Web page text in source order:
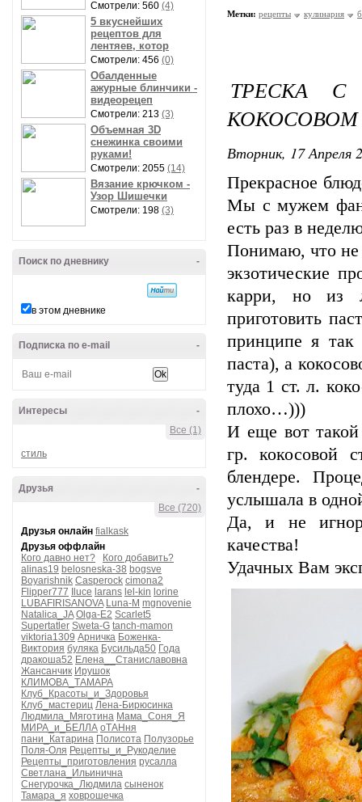
Смотрели: 560 (4)
5 вкуснейших
рецептов для
лентяев, котор
Смотрели: 456 (0)
Обалденные
ажурные блинчики -
видеорецеп
Смотрели: 213 (3)
Объемная 3D
снежинка своими
руками!
Смотрели: 2055 (14)
Вязание крючком -
Узор Шишечки
Смотрели: 198 (3)
-
Поиск по дневнику
в этом дневнике
-
Подписка по e-mail
-
Интересы
Все (1)
стиль
-
Друзья
Все (720)
Друзья онлайн fialkask
Друзья оффлайн
Кого давно нет?
Кого добавить?
alinas19 belosneska-38 bogsve
Boyarishnik Casperock cimona2
Flipper777
Iluce larans lel-kin lorine
LUBAFIRISANOVA Luna-M mgnovenie
Natalica_JA Olga-E2 Scarlet5
Supertatler Sweta-G tanch-mamon
viktoria1309 Арничка Боженка-
Виктория буляка Бусильда50 Года
дракоша52 Елена__Станиславовна
Жансанчик Ирушок
КЛИМОВА_ТАМАРА
Клуб_Красоты_и_Здоровья
Клуб_мастериц Лена-Бирюсинка
Людмила_Мяготина Мама_Соня_Я
МИРА_и_БЕЛЛА оТАНня
пани_Катарина Полисота Полузорье
Поля-Оля Рецепты_и_Рукоделие
Рецепты_приготовления русалла
Светлана_Ильинична
Снегурочка_Людмила сыненок
Тамара_я ховрошечка
Метки: рецепты кулинария
ТРЕСКА С
КОКОСОВОМ
Вторник, 17 Апреля
Прекрасное
Мы с мужем
есть раз в
Понимаю, что не
экзотические
карри, но из
приготовить
принципе я так
паста), а
туда 1 ст. л.
плохо…)))
И ещe вот такой
гр. кокосовой
блендере.
услышала в
Да, и не
качества!
Удачных Вам